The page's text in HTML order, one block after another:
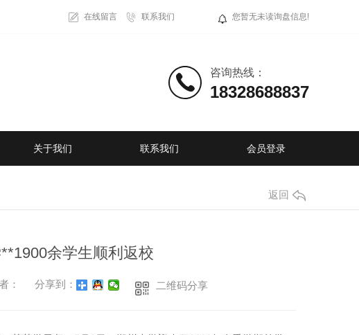
在线留言 联系我们 您暂无未读询盘信息!
咨询热线：
18328688837
关于我们 联系我们 会员登录
返回
余学生顺利返校
： 分享到： 二维码分享